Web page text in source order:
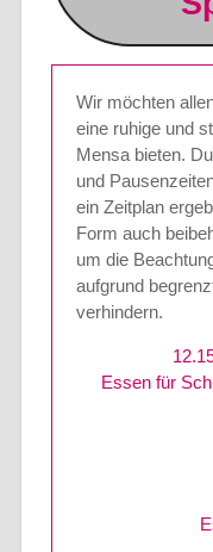
Wir möchten
eine ruhige und
Mensa bieten.
und
ein Zeitplan
Form auch
um die
aufgrund
verhindern.
Essen für